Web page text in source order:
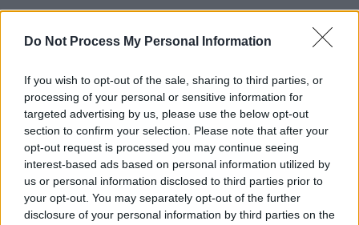
Do Not Process My Personal Information
If you wish to opt-out of the sale, sharing to third parties, or
processing of your personal or sensitive information for
targeted advertising by us, please use the below opt-out
section to confirm your selection. Please note that after your
opt-out request is processed you may continue seeing
interest-based ads based on personal information utilized by
us or personal information disclosed to third parties prior to
your opt-out. You may separately opt-out of the further
disclosure of your personal information by third parties on the